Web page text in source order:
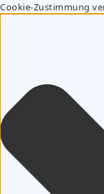
Cookie-Zustimmung